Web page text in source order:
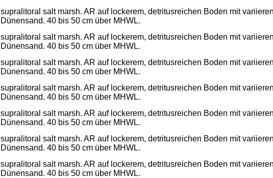
supralitoral salt marsh. AR auf lockerem, detritusreichen Boden mit
Dünensand. 40 bis 50 cm über MHWL.
supralitoral salt marsh. AR auf lockerem, detritusreichen Boden mit
Dünensand. 40 bis 50 cm über MHWL.
supralitoral salt marsh. AR auf lockerem, detritusreichen Boden mit
Dünensand. 40 bis 50 cm über MHWL.
supralitoral salt marsh. AR auf lockerem, detritusreichen Boden mit
Dünensand. 40 bis 50 cm über MHWL.
supralitoral salt marsh. AR auf lockerem, detritusreichen Boden mit
Dünensand. 40 bis 50 cm über MHWL.
supralitoral salt marsh. AR auf lockerem, detritusreichen Boden mit
Dünensand. 40 bis 50 cm über MHWL.
supralitoral salt marsh. AR auf lockerem, detritusreichen Boden mit
Dünensand. 40 bis 50 cm über MHWL.